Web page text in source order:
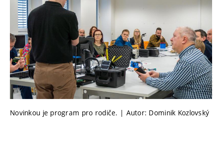
Novinkou je program pro rodiče. | Autor: Dominik Kozlovský